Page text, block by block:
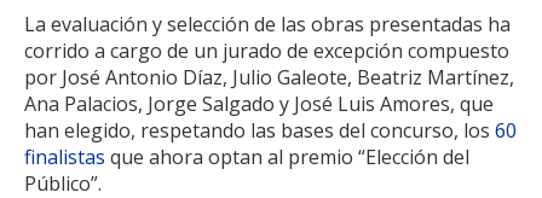
La evaluación y selección de las obras presentadas ha
corrido a cargo de un jurado de excepción compuesto
por José Antonio Díaz, Julio Galeote, Beatriz Martínez,
Ana Palacios, Jorge Salgado y José Luis Amores, que
han elegido, respetando las bases del concurso, los 60
finalistas que ahora optan al premio “Elección del
Público”.